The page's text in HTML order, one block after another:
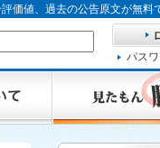
価値、過去の公告原文が無料
パス